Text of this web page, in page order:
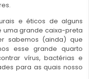
e éticos de alguns
uma grande caixa-preta
sabemos (ainda) que
esse grande quarto
vírus, bactérias e
para as quais nosso